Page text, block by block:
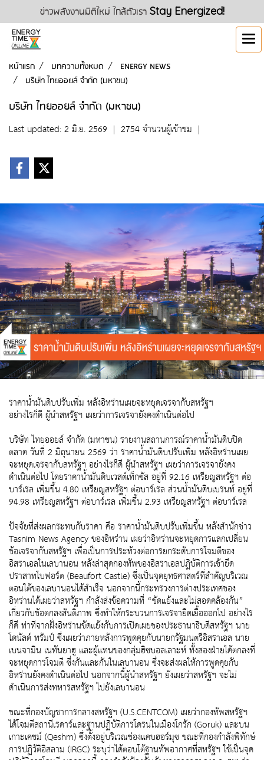
ข่าวพลังงานมิติใหม่ ใกล้ตัวเรา Stay Energized!
หน้าแรก บทความทั้งหมด
ENERGY NEWS
บริษัท ไทยออยล์ จำกัด (มหาชน)
บริษัท ไทยออยล์ จำกัด (มหาชน)
Last updated: 2 มิ.ย. 2569 | 2754 จำนวนผู้เข้าชม |
ราคาน้ำมันดิบปรับเพิ่ม หลังอิหร่านเผยจะหยุดเจรจากับสหรัฐฯ
อย่างไรก็ดี ผู้นำสหรัฐฯ เผยว่าการเจรจายังคงดำเนินต่อไป
บริษัท ไทยออยล์ จำกัด (มหาชน) รายงานสถานการณ์ราคาน้ำมันดิบปิด
ตลาด วันที่ 2 มิถุนายน 2569 ว่า ราคาน้ำมันดิบปรับเพิ่ม หลังอิหร่านเผย
จะหยุดเจรจากับสหรัฐฯ อย่างไรก็ดี ผู้นำสหรัฐฯ เผยว่าการเจรจายังคง
ดำเนินต่อไป โดยราคาน้ำมันดิบเวสต์เท็กซัส อยู่ที่ 92.16 เหรียญสหรัฐฯ ต่อ
บาร์เรล เพิ่มขึ้น 4.80 เหรียญสหรัฐฯ ต่อบาร์เรล ส่วนน้ำมันดิบเบรนท์ อยู่ที่
94.98 เหรียญสหรัฐฯ ต่อบาร์เรล เพิ่มขึ้น 2.93 เหรียญสหรัฐฯ ต่อบาร์เรล
ปัจจัยที่ส่งผลกระทบกับราคา คือ ราคาน้ำมันดิบปรับเพิ่มขึ้น หลังสำนักข่าว
Tasnim News Agency ของอิหร่าน เผยว่าอิหร่านจะหยุดการแลกเปลี่ยน
ข้อเจรจากับสหรัฐฯ เพื่อเป็นการประท้วงต่อการยกระดับการโจมตีของ
อิสราเอลในเลบานอน หลังล่าสุดกองทัพของอิสราเอลปฎิบัติการเข้ายึด
ปราสาทโบฟอร์ต (Beaufort Castle) ซึ่งเป็นจุดยุทธศาสตร์ที่สำคัญบริเวณ
ตอนใต้ของเลบานอนได้สำเร็จ นอกจากนี้กระทรวงการต่างประเทศของ
อิหร่านได้เผยว่าสหรัฐฯ กำลังส่งข้อความที่ “ขัดแย้งและไม่สอดคล้องกัน”
เกี่ยวกับข้อตกลงสันติภาพ ซึ่งทำให้กระบวนการเจรจายืดเยื้อออกไป อย่างไร
ก็ดี ท่าทีจากฝั่งอิหร่านขัดแย้งกับการเปิดเผยของประธานาธิบดีสหรัฐฯ นาย
โดนัลด์ ทรัมป์ ซึ่งเผยว่าภายหลังการพูดคุยกับนายกรัฐมนตรีอิสราเอล นาย
เบนจามิน เนทันยาฮู และผู้แทนของกลุ่มฮิซบอลเลาะห์ ทั้งสองฝ่ายได้ตกลงที่
จะหยุดการโจมตี ซึ่งกันและกันในเลบานอน ซึ่งจะส่งผลให้การพูดคุยกับ
อิหร่านยังคงดำเนินต่อไป นอกจากนี้ผู้นำสหรัฐฯ ยังเผยว่าสหรัฐฯ จะไม่
ดำเนินการส่งทหารสหรัฐฯ ไปยังเลบานอน
ขณะที่กองบัญชาการกลางสหรัฐฯ (U.S.CENTCOM) เผยว่ากองทัพสหรัฐฯ
ได้โจมตีสถานีเรดาร์และฐานปฏิบัติการโดรนในเมืองโกรัก (Goruk) และบน
เกาะเคชม์ (Qeshm) ซึ่งตั้งอยู่บริเวณช่องแคบฮอร์มุซ ขณะที่กองกำลังพิทักษ์
การปฏิวัติอิสลาม (IRGC) ระบุว่าได้ตอบโต้ฐานทัพอากาศที่สหรัฐฯ ใช้เป็นจุด